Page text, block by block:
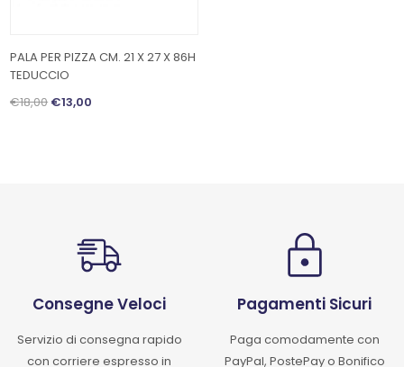
PALA PER PIZZA CM. 21 X 27 X 86H
TEDUCCIO
€18,00 €13,00
Consegne Veloci
Servizio di consegna rapido
con corriere espresso in
Pagamenti Sicuri
Paga comodamente con
PayPal, PostePay o Bonifico